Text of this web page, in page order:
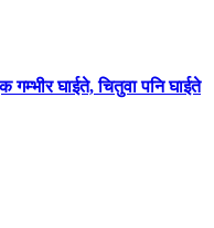
गम्भीर घाईते, चितुवा पनि घाईते